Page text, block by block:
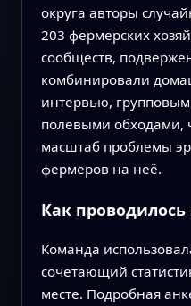
округа авторы
203 фермерских
сообществ,
комбинировали
интервью,
полевыми обходами,
масштаб проблемы
фермеров на неё.
Как
Команда
сочетающий
месте. Подробная